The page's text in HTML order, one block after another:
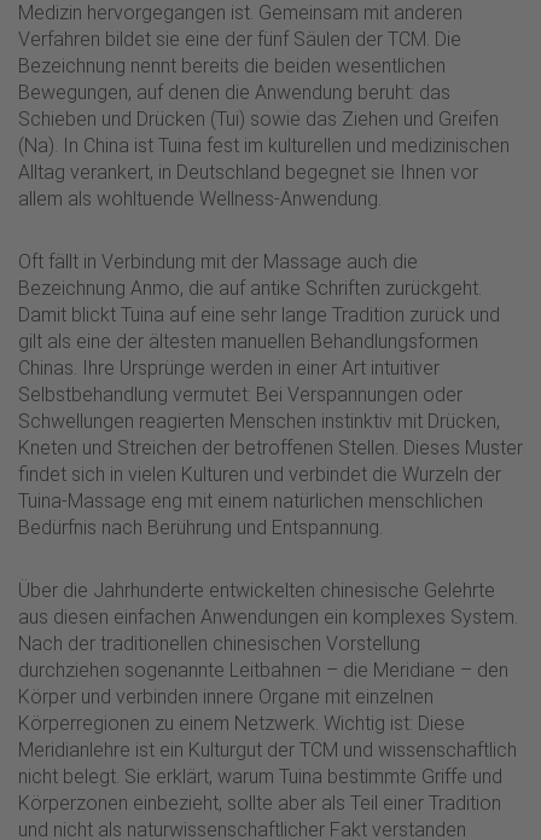
Medizin hervorgegangen ist. Gemeinsam mit anderen
Verfahren bildet sie eine der fünf Säulen der TCM. Die
Bezeichnung nennt bereits die beiden wesentlichen
Bewegungen, auf denen die Anwendung beruht: das
Schieben und Drücken (Tui) sowie das Ziehen und Greifen
(Na). In China ist Tuina fest im kulturellen und medizinischen
Alltag verankert, in Deutschland begegnet sie Ihnen vor
allem als wohltuende Wellness-Anwendung.
Oft fällt in Verbindung mit der Massage auch die
Bezeichnung Anmo, die auf antike Schriften zurückgeht.
Damit blickt Tuina auf eine sehr lange Tradition zurück und
gilt als eine der ältesten manuellen Behandlungsformen
Chinas. Ihre Ursprünge werden in einer Art intuitiver
Selbstbehandlung vermutet: Bei Verspannungen oder
Schwellungen reagierten Menschen instinktiv mit Drücken,
Kneten und Streichen der betroffenen Stellen. Dieses Muster
findet sich in vielen Kulturen und verbindet die Wurzeln der
Tuina-Massage eng mit einem natürlichen menschlichen
Bedürfnis nach Berührung und Entspannung.
Über die Jahrhunderte entwickelten chinesische Gelehrte
aus diesen einfachen Anwendungen ein komplexes System.
Nach der traditionellen chinesischen Vorstellung
durchziehen sogenannte Leitbahnen – die Meridiane – den
Körper und verbinden innere Organe mit einzelnen
Körperregionen zu einem Netzwerk. Wichtig ist: Diese
Meridianlehre ist ein Kulturgut der TCM und wissenschaftlich
nicht belegt. Sie erklärt, warum Tuina bestimmte Griffe und
Körperzonen einbezieht, sollte aber als Teil einer Tradition
und nicht als naturwissenschaftlicher Fakt verstanden